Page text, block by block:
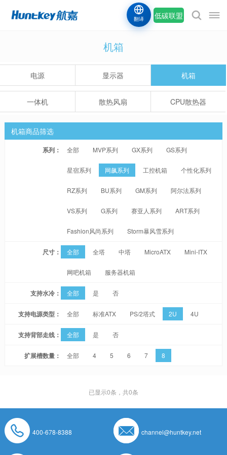
低碳联盟
翻译
机箱
电源 显示器 机箱
一体机 散热风扇 CPU散热器
机箱商品筛选
系列： 全部 MVP系列 GX系列 GS系列
星宿系列 网飙系列 工控机箱 个性化系列
RZ系列 BU系列 GM系列 阿尔法系列
VS系列 G系列 赛亚人系列 ART系列
Fashion风尚系列 Storm暴风雪系列
尺寸： 全部 全塔 中塔 MicroATX Mini-ITX
网吧机箱 服务器机箱
支持水冷： 全部 是 否
支持电源类型： 全部 标准ATX PS/2塔式 2U 4U
支持背部走线： 全部 是 否
扩展槽数量： 全部 4 5 6 7 8
已显示0条，共0条
400-678-8388 channel@huntkey.net